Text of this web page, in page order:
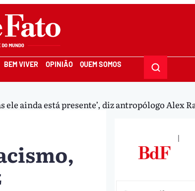
BEM VIVER OPINIÃO QUEM SOMOS
ele ainda está presente’, diz antropólogo Alex
|